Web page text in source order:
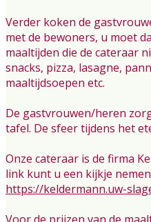
Verder koken de
met de bewoners, u moet
maaltijden die de cateraar
snacks, pizza, lasagne,
maaltijdsoepen etc.
De gastvrouwen/heren
tafel. De sfeer tijdens het
Onze cateraar is de firma
link kunt u een kijkje
https://keldermann.uw-